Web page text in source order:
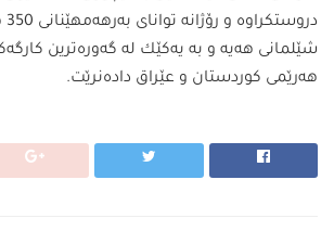
شێلمانی هەیە و بە یەكێك لە گەورەترین
هەرێمی كوردستان و عێراق دادەنرێت.